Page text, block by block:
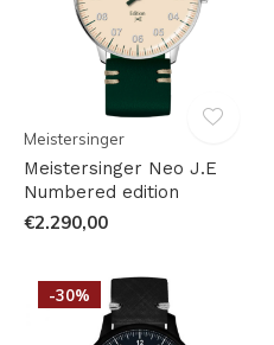
Meistersinger
Meistersinger Neo J.E
Numbered edition
€2.290,00
-30%